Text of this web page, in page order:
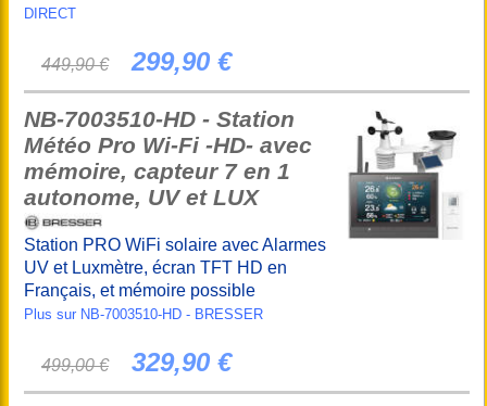
DIRECT
449,90 € 299,90 €
NB-7003510-HD - Station
Météo Pro Wi-Fi -HD- avec
mémoire, capteur 7 en 1
autonome, UV et LUX
Station PRO WiFi solaire avec Alarmes
UV et Luxmètre, écran TFT HD en
Français, et mémoire possible
Plus sur NB-7003510-HD - BRESSER
499,00 € 329,90 €